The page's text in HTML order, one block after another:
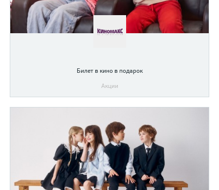
Билет в кино в подарок
Акции